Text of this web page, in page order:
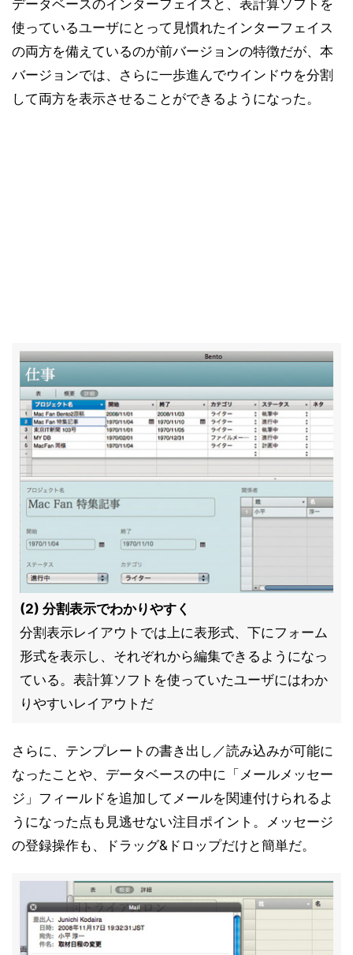
データベースのインターフェイスと、表計算ソフトを
使っているユーザにとって見慣れたインターフェイス
の両方を備えているのが前バージョンの特徴だが、本
バージョンでは、さらに一歩進んでウインドウを分割
して両方を表示させることができるようになった。
(2) 分割表示でわかりやすく
分割表示レイアウトでは上に表形式、下にフォーム
形式を表示し、それぞれから編集できるようになっ
ている。表計算ソフトを使っていたユーザにはわか
りやすいレイアウトだ
さらに、テンプレートの書き出し／読み込みが可能に
なったことや、データベースの中に「メールメッセー
ジ」フィールドを追加してメールを関連付けられるよ
うになった点も見逃せない注目ポイント。メッセージ
の登録操作も、ドラッグ&ドロップだけと簡単だ。